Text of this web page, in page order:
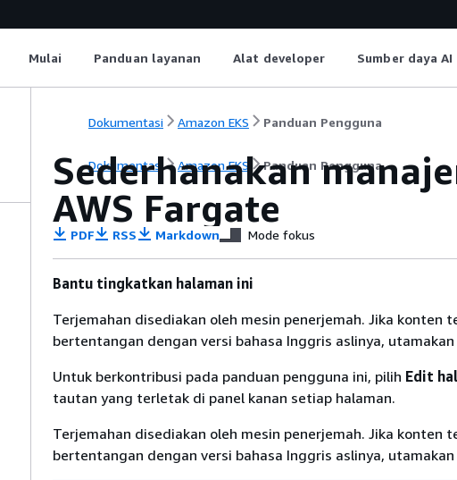
Mulai Panduan layanan Alat developer Sumber daya AI
Dokumentasi Amazon EKS Panduan Pengguna
Dokumentasi Amazon EKS Panduan Pengguna
Sederhanakan
AWS Fargate
PDF RSS Markdown Mode fokus
Bantu tingkatkan halaman ini
Terjemahan disediakan oleh mesin penerjemah. Jika konten
bertentangan dengan versi bahasa Inggris aslinya,
Untuk berkontribusi pada panduan pengguna ini, pilih Edit
tautan yang terletak di panel kanan setiap halaman.
Terjemahan disediakan oleh mesin penerjemah. Jika konten
bertentangan dengan versi bahasa Inggris aslinya,